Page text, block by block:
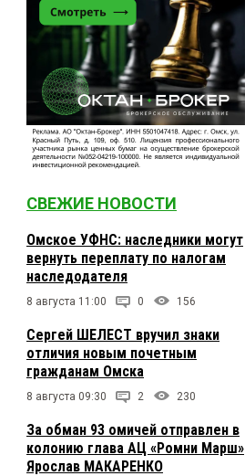
СВЕЖИЕ НОВОСТИ
Омское УФНС: наследники могут
вернуть переплату по налогам
наследодателя
8 августа 11:00 0 156
Сергей ШЕЛЕСТ вручил знаки
отличия новым почетным
гражданам Омска
8 августа 09:30 2 230
За обман 93 омичей отправлен в
колонию глава АЦ «Ромни Марш»
Ярослав МАКАРЕНКО